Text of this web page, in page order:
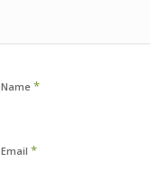
Name*
Email*